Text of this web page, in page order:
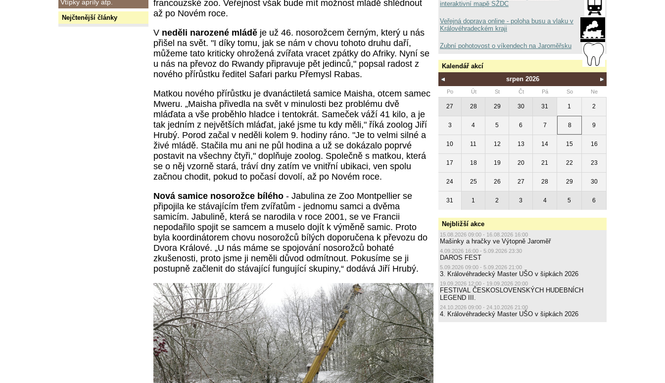
Vtípky apríly atp.
Nejčtenější články
francouzské zoo. Veřejnost však bude mít možnost mládě shlédnout
až po Novém roce.
V neděli narozené mládě je už 46. nosorožcem černým, který u nás
přišel na svět. "I díky tomu, jak se nám v chovu tohoto druhu daří,
můžeme tato kriticky ohrožená zvířata vracet zpátky do Afriky. Nyní se
u nás na převoz do Rwandy připravuje pět jedinců," popsal radost z
nového přírůstku ředitel Safari parku Přemysl Rabas.
Matkou nového přírůstku je dvanáctiletá samice Maisha, otcem samec
Mweru. „Maisha přivedla na svět v minulosti bez problému dvě
mláďata a vše proběhlo hladce i tentokrát. Sameček váží 41 kilo, a je
tak jedním z největších mláďat, jaké jsme tu kdy měli," říká zoolog Jiří
Hrubý. Porod začal v neděli kolem 9. hodiny ráno. "Je to velmi silné a
živé mládě. Stačila mu ani ne půl hodina a už se dokázalo poprvé
postavit na všechny čtyři," doplňuje zoolog. Společně s matkou, která
se o něj vzorně stará, tráví dny zatím ve vnitřní ubikaci, ven spolu
začnou chodit, pokud to počasí dovolí, až po Novém roce.
Nová samice nosorožce bílého - Jabulina ze Zoo Montpellier se
připojila ke stávajícím třem zvířatům - jednomu samci a dvěma
samicím. Jabulině, která se narodila v roce 2001, se ve Francii
nepodařilo spojit se samcem a muselo dojít k výměně samic. Proto
byla koordinátorem chovu nosorožců bílých doporučena k převozu do
Dvora Králové. „U nás máme se spojování nosorožců bohaté
zkušenosti, proto jsme ji neměli důvod odmítnout. Pokusíme se ji
postupně začlenit do stávající fungující skupiny,“ dodává Jiří Hrubý.
interaktivní mapě SŽDC
Veřejná doprava online - poloha busu a vlaku v
Královéhradeckém kraji
Zubní pohotovost o víkendech na Jaroměřsku
Kalendář akcí
srpen 2026
Po Út St Čt Pá So Ne
27 28 29 30 31 1 2
3 4 5 6 7 8 9
10 11 12 13 14 15 16
17 18 19 20 21 22 23
24 25 26 27 28 29 30
31 1 2 3 4 5 6
Nejbližší akce
15.08.2026 09:00 - 16.08.2026 16:00
Mašinky a hračky ve Výtopně Jaroměř
4.09.2026 16:00 - 5.09.2026 23:30
DAROS FEST
5.09.2026 09:00 - 5.09.2026 21:00
3. Královéhradecký Master UŠO v šipkách 2026
19.09.2026 12:00 - 19.09.2026 20:00
FESTIVAL ČESKOSLOVENSKÝCH HUDEBNÍCH
LEGEND III.
24.10.2026 09:00 - 24.10.2026 21:00
4. Královéhradecký Master UŠO v šipkách 2026